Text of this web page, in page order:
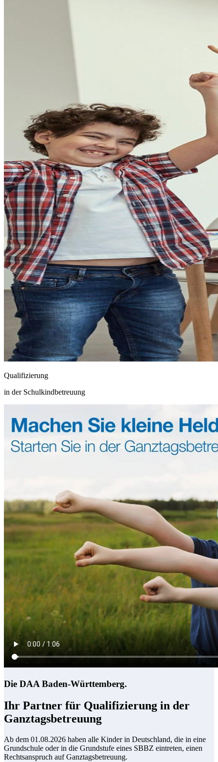
Qualifizierung
in der Schulkindbetreuung
Die DAA Baden-Württemberg.
Ihr Partner für Qualifizierung in der
Ganztagsbetreuung
Ab dem 01.08.2026 haben alle Kinder in Deutschland, die in eine
Grundschule oder in die Grundstufe eines SBBZ eintreten, einen
Rechtsanspruch auf Ganztagsbetreuung.